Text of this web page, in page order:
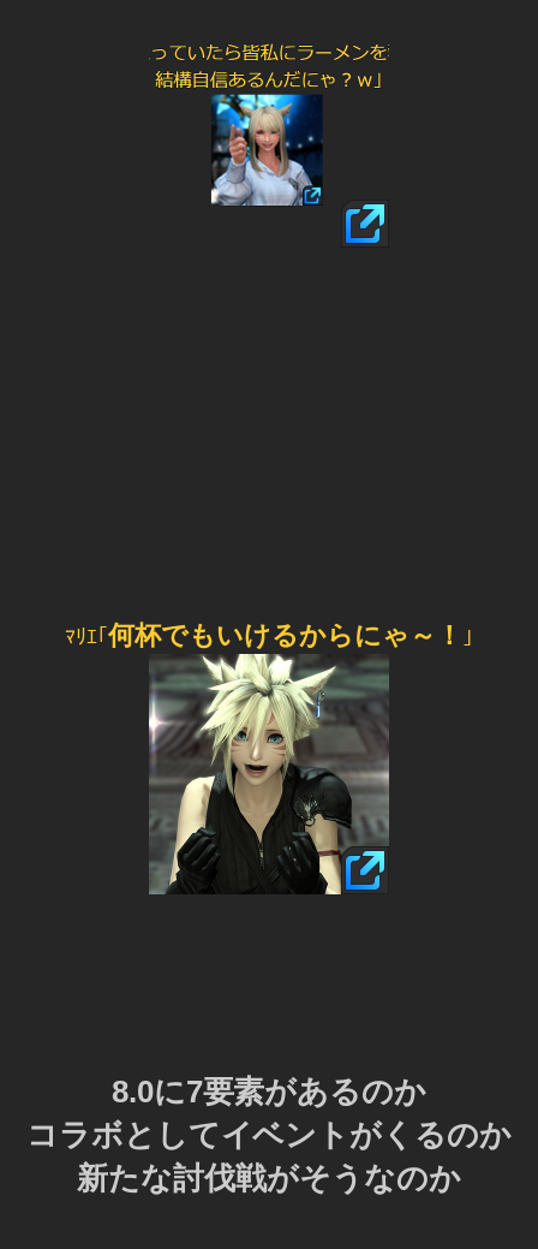
ﾏﾘｴ｢何杯でもいけるからにゃ～！ ｣
8.0に7要素があるのか
コラボとしてイベントがくるのか
新たな討伐戦がそうなのか